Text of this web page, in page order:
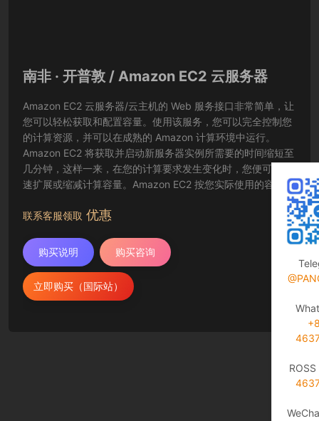
南非 · 开普敦 / Amazon EC2 云服务器
Amazon EC2 云服务器/云主机的 Web 服务接口非常简单，让
您可以轻松获取和配置容量。使用该服务，您可以完全控制您
的计算资源，并可以在成熟的 Amazon 计算环境中运行。
Amazon EC2 将获取并启动新服务器实例所需要的时间缩短至
几分钟，这样一来，在您的计算要求发生变化时，您便可以快
速扩展或缩减计算容量。Amazon EC2 按您实际使用的容量收
费，改变了计算的成本结算方式。Amazon EC2 云服务器还为
开发人员提供了创建故障恢复应用程序以及排除常见故障情况
联系客服领取 优惠
购买说明 购买咨询
立即购买（国际站）